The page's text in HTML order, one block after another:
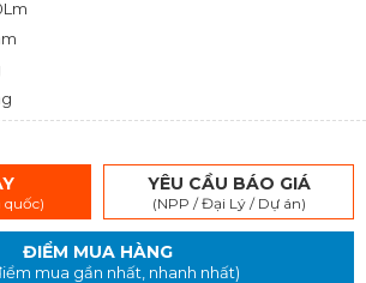
quốc)
YÊU CẦU BÁO GIÁ
(NPP / Đại Lý / Dự án)
ĐIỂM MUA HÀNG
mua gần nhất, nhanh nhất)